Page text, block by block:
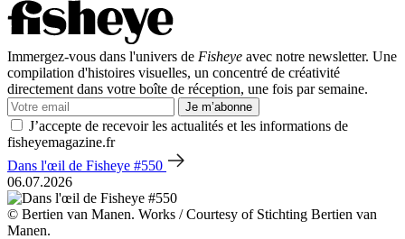
Immergez-vous dans l'univers de Fisheye avec notre newsletter. Une
compilation d'histoires visuelles, un concentré de créativité
directement dans votre boîte de réception, une fois par semaine.
Je m’abonne
J’accepte de recevoir les actualités et les informations de
fisheyemagazine.fr
Dans l'œil de Fisheye #550
06.07.2026
© Bertien van Manen. Works / Courtesy of Stichting Bertien van
Manen.